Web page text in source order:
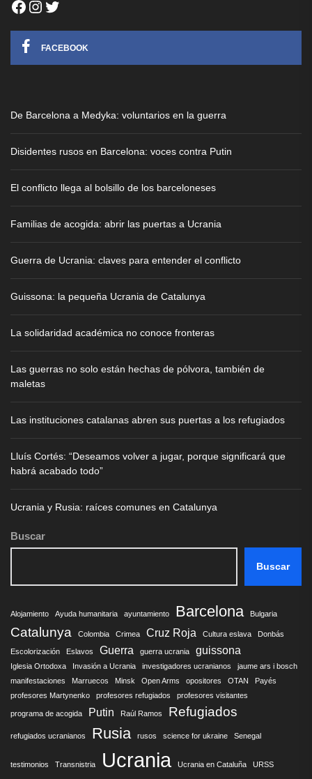
Facebook
Instagram
Twitter
FACEBOOK
De Barcelona a Medyka: voluntarios en la guerra
Disidentes rusos en Barcelona: voces contra Putin
El conflicto llega al bolsillo de los barceloneses
Familias de acogida: abrir las puertas a Ucrania
Guerra de Ucrania: claves para entender el conflicto
Guissona: la pequeña Ucrania de Catalunya
La solidaridad académica no conoce fronteras
Las guerras no solo están hechas de pólvora, también de
maletas
Las instituciones catalanas abren sus puertas a los refugiados
Lluís Cortés: “Deseamos volver a jugar, porque significará que
habrá acabado todo”
Ucrania y Rusia: raíces comunes en Catalunya
Buscar
Buscar
Alojamiento Ayuda humanitaria ayuntamiento Barcelona Bulgaria
Catalunya Colombia Crimea Cruz Roja Cultura eslava Donbás
Escolorización Eslavos Guerra guerra ucrania guissona
Iglesia Ortodoxa Invasión a Ucrania investigadores ucranianos
jaume ars i bosch
manifestaciones
Marruecos Minsk Open Arms opositores OTAN
Payés
profesores Martynenko
profesores refugiados profesores visitantes
programa de acogida Putin Raúl Ramos Refugiados
refugiados ucranianos Rusia rusos science for ukraine Senegal
testimonios Transnistria Ucrania Ucrania en Cataluña URSS